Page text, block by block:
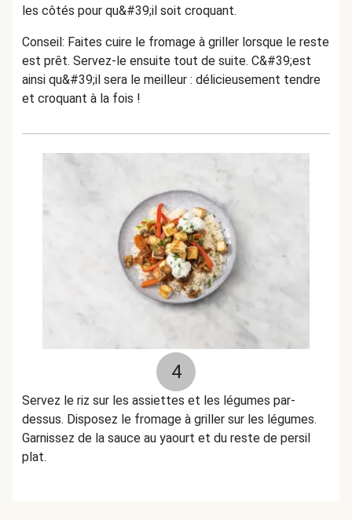
les côtés pour qu&#39;il soit croquant.
Conseil: Faites cuire le fromage à griller lorsque le reste
est prêt. Servez-le ensuite tout de suite. C&#39;est
ainsi qu&#39;il sera le meilleur : délicieusement tendre
et croquant à la fois !
4
Servez le riz sur les assiettes et les légumes par-
dessus. Disposez le fromage à griller sur les légumes.
Garnissez de la sauce au yaourt et du reste de persil
plat.